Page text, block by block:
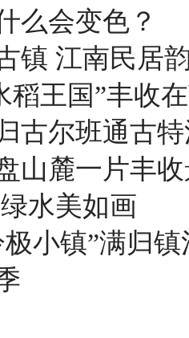
么会变色？
镇 江南民居
稻王国”丰收
古尔班通古
山麓一片丰
水美如画
小镇”满归